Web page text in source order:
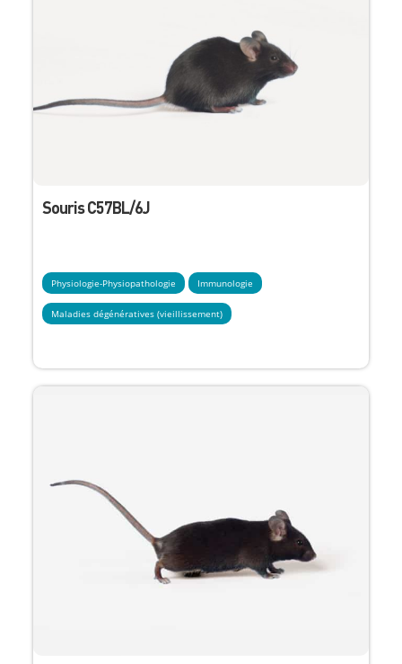
Souris C57BL/6J
Physiologie-Physiopathologie Immunologie
Maladies dégénératives (vieillissement)